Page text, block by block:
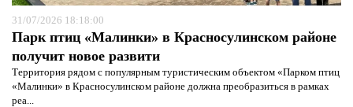
31/07/2026 18:18:00
Парк птиц «Малинки» в Красносулинском районе
получит новое развити
Территория рядом с популярным туристическим объектом «Парком птиц
«Малинки» в Красносулинском районе должна преобразиться в рамках
реа...